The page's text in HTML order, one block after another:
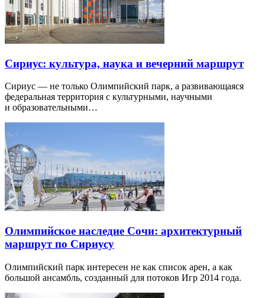
Сириус: культура, наука и вечерний маршрут
Сириус — не только Олимпийский парк, а развивающаяся
федеральная территория с культурными, научными
и образовательными…
Олимпийское наследие Сочи: архитектурный
маршрут по Сириусу
Олимпийский парк интересен не как список арен, а как
большой ансамбль, созданный для потоков Игр 2014 года.